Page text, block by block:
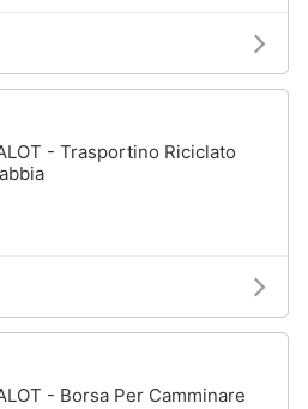
- Trasportino Riciclato
- Borsa Per Camminare